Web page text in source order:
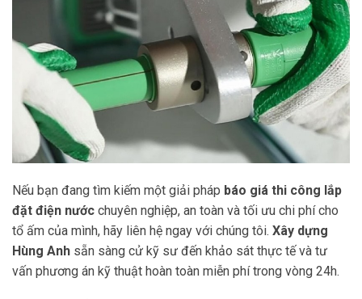
Nếu bạn đang tìm kiếm một giải pháp báo giá thi công lắp
đặt điện nước chuyên nghiệp, an toàn và tối ưu chi phí cho
tổ ấm của mình, hãy liên hệ ngay với chúng tôi. Xây dựng
Hùng Anh sẵn sàng cử kỹ sư đến khảo sát thực tế và tư
vấn phương án kỹ thuật hoàn toàn miễn phí trong vòng 24h.